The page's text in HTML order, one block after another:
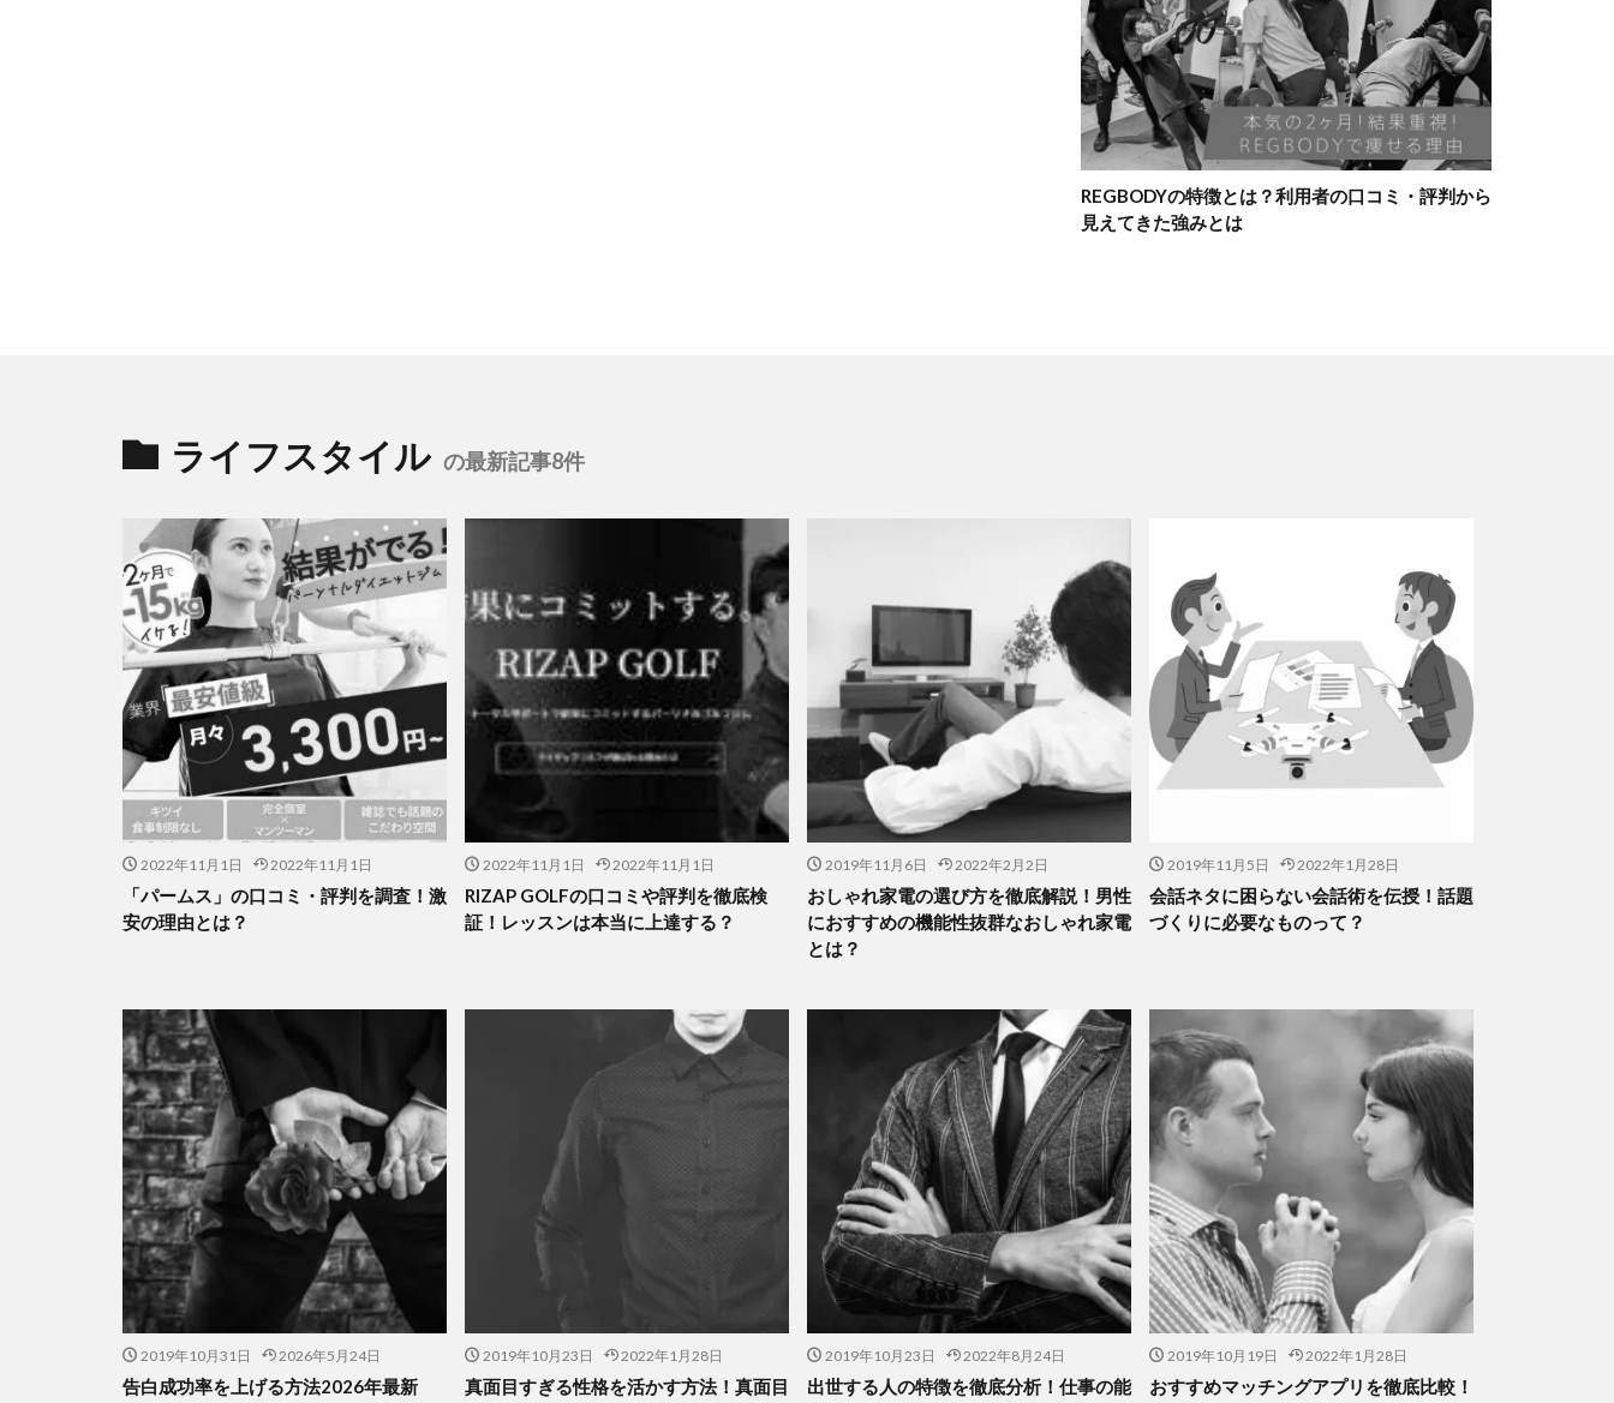
REGBODYの特徴とは？利用者の口コミ・評判から
見えてきた強みとは
ライフスタイル の最新記事8件
2022年11月1日 2022年11月1日
「パームス」の口コミ・評判を調査！激
安の理由とは？
2022年11月1日 2022年11月1日
RIZAP GOLFの口コミや評判を徹底検
証！レッスンは本当に上達する？
2019年11月6日 2022年2月2日
おしゃれ家電の選び方を徹底解説！男性
におすすめの機能性抜群なおしゃれ家電
とは？
2019年11月5日 2022年1月28日
会話ネタに困らない会話術を伝授！話題
づくりに必要なものって？
2019年10月31日 2026年5月24日
告白成功率を上げる方法2026年最新
2019年10月23日 2022年1月28日
真面目すぎる性格を活かす方法！真面目
2019年10月23日 2022年8月24日
出世する人の特徴を徹底分析！仕事の能
2019年10月19日 2022年1月28日
おすすめマッチングアプリを徹底比較！